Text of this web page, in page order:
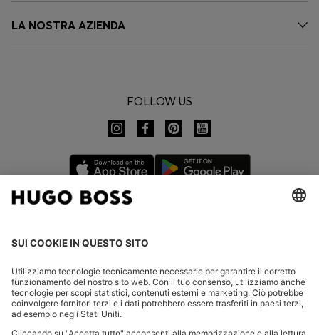
LA NOSTRA AZIENDA
FOLLOW US
CHANGE COUNTRY:
Dichiarare la revoca